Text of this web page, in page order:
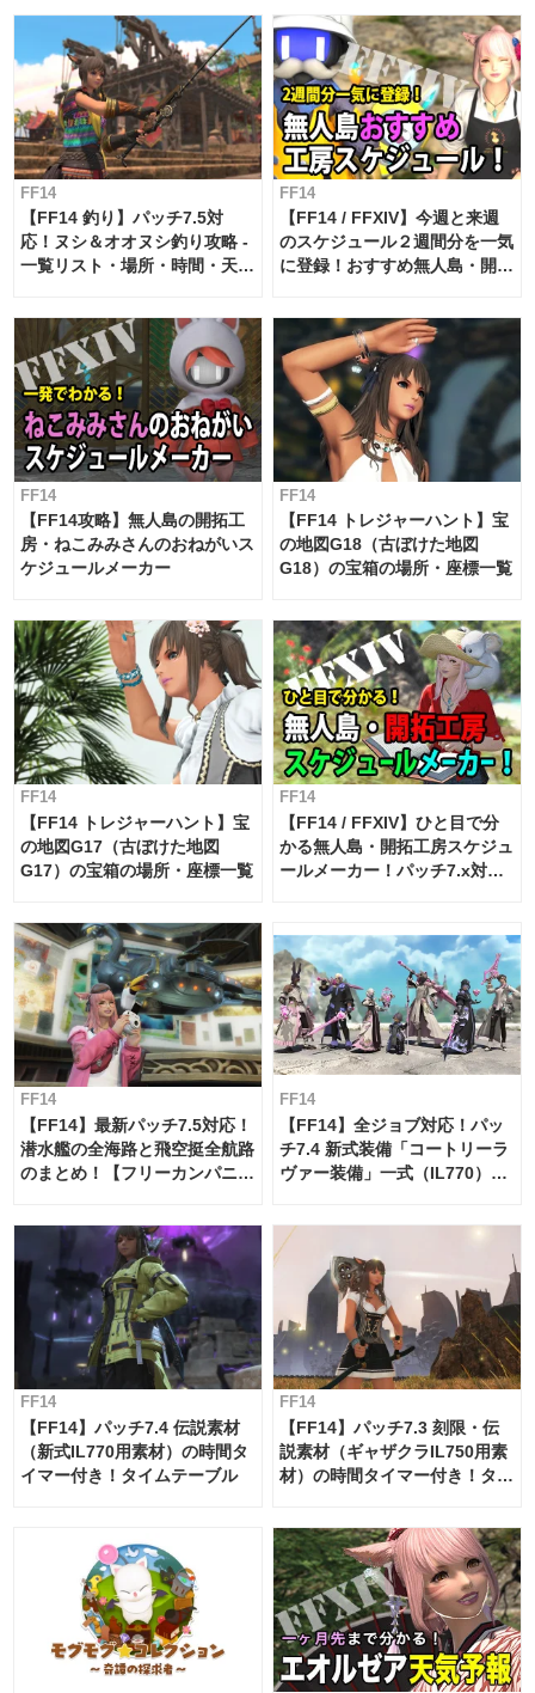
FF14
【FF14 釣り】パッチ7.5対
応！ヌシ＆オオヌシ釣り攻略 -
一覧リスト・場所・時間・天
FF14
【FF14 / FFXIV】今週と来週
のスケジュール２週間分を一気
に登録！おすすめ無人島・開拓
FF14
【FF14攻略】無人島の開拓工
房・ねこみみさんのおねがいス
ケジュールメーカー
FF14
【FF14 トレジャーハント】宝
の地図G18（古ぼけた地図
G18）の宝箱の場所・座標一覧
FF14
【FF14 トレジャーハント】宝
の地図G17（古ぼけた地図
G17）の宝箱の場所・座標一覧
FF14
【FF14 / FFXIV】ひと目で分
かる無人島・開拓工房スケジュ
ールメーカー！パッチ7.x対応
FF14
【FF14】最新パッチ7.5対応！
潜水艦の全海路と飛空挺全航路
のまとめ！【フリーカンパニ
FF14
【FF14】全ジョブ対応！パッ
チ7.4 新式装備「コートリーラ
ヴァー装備」一式（IL770）の
FF14
【FF14】パッチ7.4 伝説素材
（新式IL770用素材）の時間タ
イマー付き！タイムテーブル
FF14
【FF14】パッチ7.3 刻限・伝
説素材（ギャザクラIL750用素
材）の時間タイマー付き！タイ